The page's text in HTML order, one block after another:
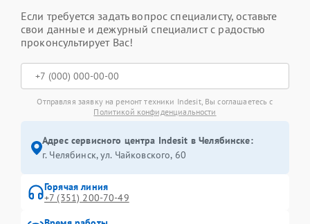
Если требуется задать вопрос специалисту, оставьте
свои данные и дежурный специалист с радостью
проконсультирует Вас!
Отправляя заявку на ремонт техники Indesit, Вы соглашаетесь с
Политикой конфиденциальности
Адрес сервисного центра Indesit в Челябинске:
г. Челябинск, ул. Чайковского, 60
Горячая линия
+7 (351) 200-70-49